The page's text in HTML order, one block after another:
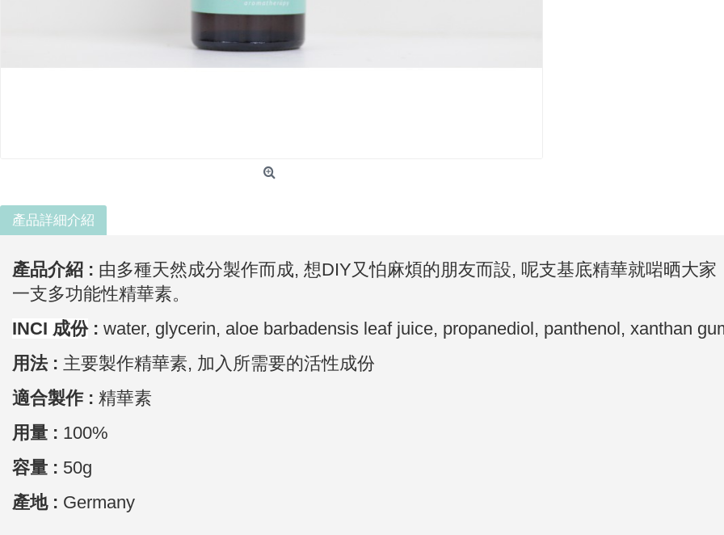
產品詳細介紹
產品介紹 : 由多種天然成分製作而成, 想DIY又怕麻煩的朋友而設, 呢支基底精華就啱晒大
一支多功能性精華素。
INCI 成份: water, glycerin, aloe barbadensis leaf juice, propanediol, panthenol, xanthan
用法 : 主要製作精華素, 加入所需要的活性成份
適合製作 : 精華素
用量 : 100%
容量 : 50g
產地 : Germany